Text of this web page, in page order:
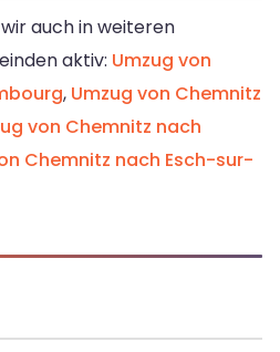
auch in weiteren
aktiv: Umzug von
, Umzug von Chemnitz
von Chemnitz nach
Chemnitz nach Esch-sur-